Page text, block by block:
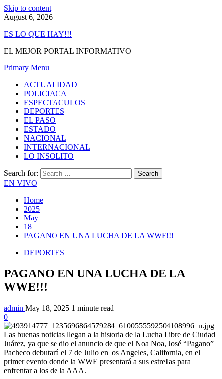
Skip to content
August 6, 2026
ES LO QUE HAY!!!
EL MEJOR PORTAL INFORMATIVO
Primary Menu
ACTUALIDAD
POLICIACA
ESPECTACULOS
DEPORTES
EL PASO
ESTADO
NACIONAL
INTERNACIONAL
LO INSOLITO
Search for:
EN VIVO
Home
2025
May
18
PAGANO EN UNA LUCHA DE LA WWE!!!
DEPORTES
PAGANO EN UNA LUCHA DE LA
WWE!!!
admin May 18, 2025 1 minute read
0
Las buenas noticias llegan a la historia de la Lucha Libre de Ciudad
Juárez, ya que se dio el anuncio de que el Noa Noa, José “Pagano”
Pacheco debutará el 7 de Julio en los Angeles, California, en el
primer evento donde la WWE presentará a sus estrellas para
enfrentar a los de la AAA.